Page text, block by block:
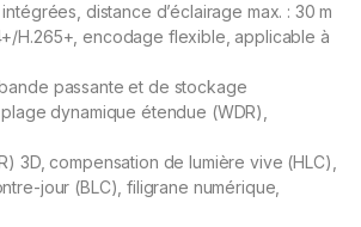
distance d’éclairage max. : 30 m
H.265+, encodage flexible, applicable à
passante et de stockage
dynamique étendue (WDR),
3D, compensation de lumière vive (HLC),
jour (BLC), filigrane numérique,